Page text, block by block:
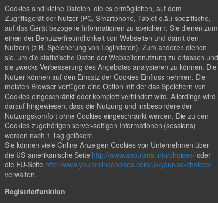
Cookies sind kleine Dateien, die es ermöglichen, auf dem
Zugriffsgerät der Nutzer (PC, Smartphone, Tablet o.ä.) spezifische,
auf das Gerät bezogene Informationen zu speichern. Sie dienen zum
einen der Benutzerfreundlichkeit von Webseiten und damit den
Nutzern (z.B. Speicherung von Logindaten). Zum anderen dienen
sie, um die statistische Daten der Webseitennutzung zu erfassen und
sie zwecks Verbesserung des Angebotes analysieren zu können. Die
Nutzer können auf den Einsatz der Cookies Einfluss nehmen. Die
meisten Browser verfügen eine Option mit der das Speichern von
Cookies eingeschränkt oder komplett verhindert wird. Allerdings wird
darauf hingewiesen, dass die Nutzung und insbesondere der
Nutzungskomfort ohne Cookies eingeschränkt werden. Die zu den
Cookies zugehörigen server-seitigen Informationen (sessions)
werden nach 1 Tag gelöscht.
Sie können viele Online-Anzeigen-Cookies von Unternehmen über
die US-amerikanische Seite http://www.aboutads.info/choices/ oder
die EU-Seite http://www.youronlinechoices.com/uk/your-ad-choices/
verwalten.
Registrierfunktion